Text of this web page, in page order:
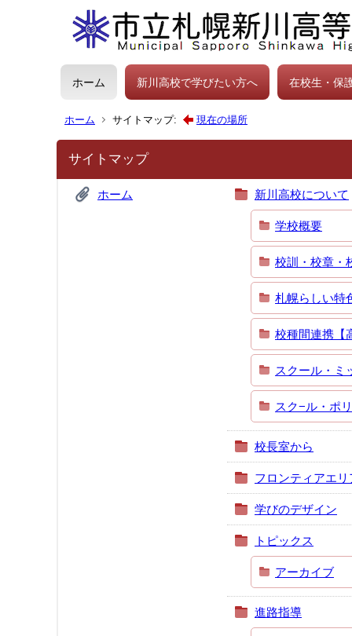
ホーム 新川高校で学びたい方へ 在校生・保
ホーム サイトマップ: 現在の場所
サイトマップ
ホーム 新川高校について
学校概要
校訓・校章・
札幌らしい特
校種間連携【
スクール・ミ
スク−ル・ポ
校長室から
フロンティアエリ
学びのデザイン
トピックス
アーカイブ
進路指導